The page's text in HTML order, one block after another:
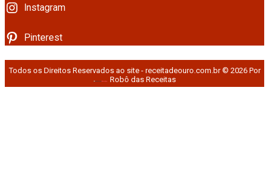
Instagram
Pinterest
Todos os Direitos Reservados ao site - receitadeouro.com.br © 2026 Por
Robô das Receitas